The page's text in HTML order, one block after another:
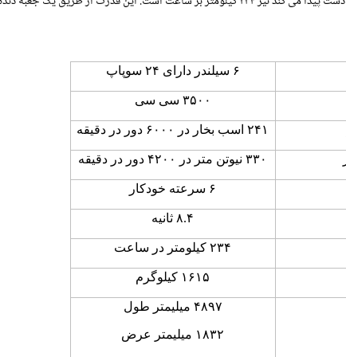
۶ سیلندر دارای سوپاپ
۳۵۰۰ سی سی
۲۴۱اسب بخار در دور در دقیقه
۳۳۰نیوتن متر در دور در دقیقه
۶ سرعته خودکار
۸.۴ ثانیه
۲۳۴کیلومتر در ساعت
۱۶۱۵ کیلوگرم
۴۸۹۷ میلیمتر طول
۱۸۳۲ میلیمتر عرض